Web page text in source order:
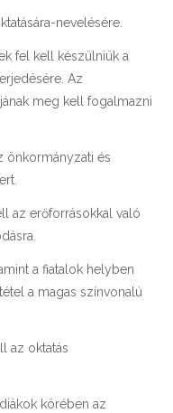
nevelésére.
fel kell készülniük a
Az
meg kell fogalmazni
önkormányzati és
az erőforrásokkal való
a fiatalok helyben
a magas színvonalú
az oktatás
körében az